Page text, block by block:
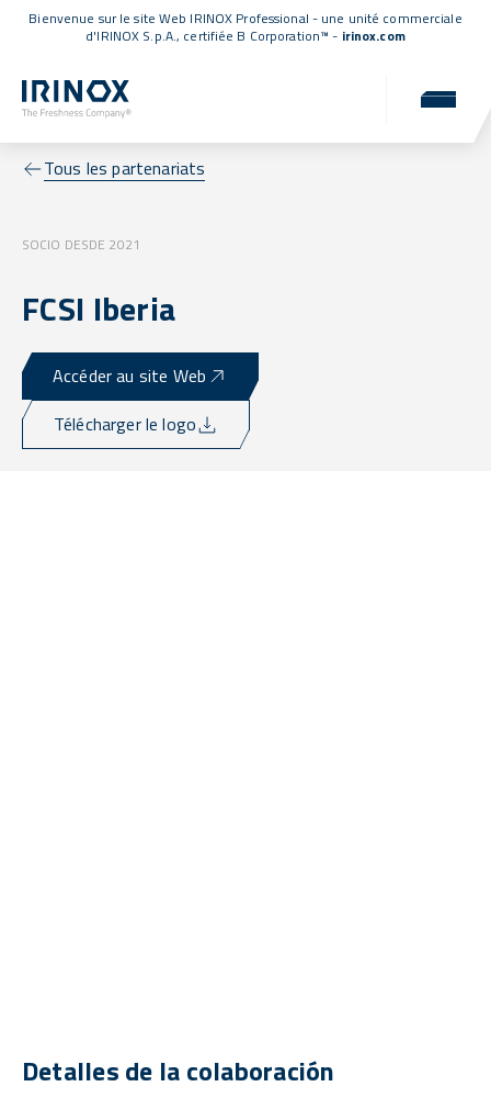
Bienvenue sur le site Web IRINOX Professional - une unité commerciale
d'IRINOX S.p.A., certifiée B Corporation™ - irinox.com
Tous les partenariats
SOCIO DESDE 2021
FCSI Iberia
Accéder au site Web
Télécharger le logo
Detalles de la colaboración